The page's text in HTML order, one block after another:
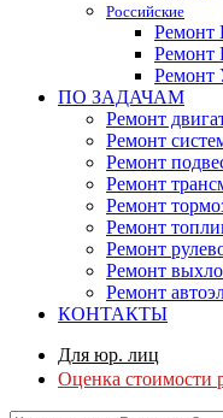
Российские
Ремонт
Ремонт
Ремонт
ПО ЗАДАЧАМ
Ремонт
Ремонт
Ремонт
Ремонт
Ремонт
Ремонт
Ремонт
Ремонт
Ремонт
КОНТАКТЫ
Для юр. лиц
Оценка стоимости